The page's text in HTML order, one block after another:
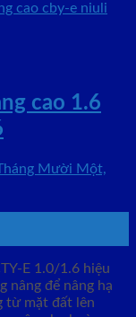
cao cby-e niuli
cao 1.6
Mười Một,
E 1.0/1.6 hiệu
nâng để nâng hạ
từ mặt đất lên